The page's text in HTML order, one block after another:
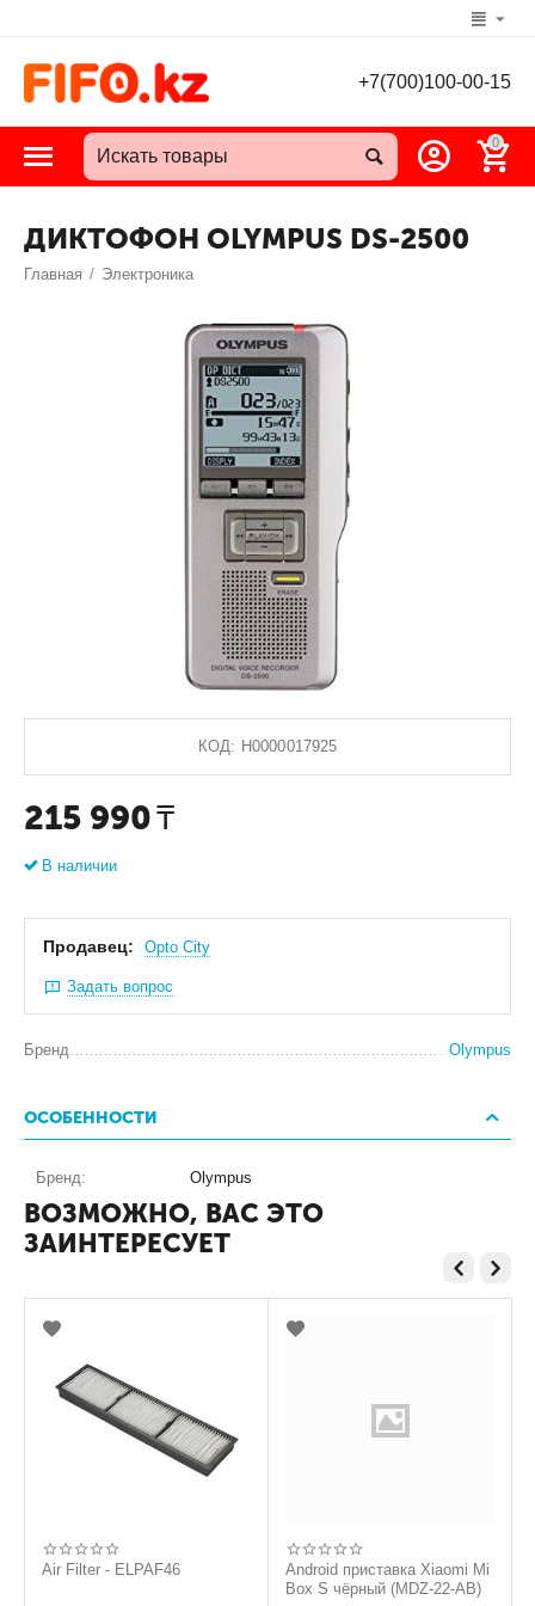
+7(700)100-00-15
0
ДИКТОФОН OLYMPUS DS-2500
Главная / Электроника
КОД: Н0000017925
215 990 ₸
В наличии
Продавец: Оpto City
Задать вопрос
Бренд Olympus
ОСОБЕННОСТИ
Бренд: Olympus
ВОЗМОЖНО, ВАС ЭТО
ЗАИНТЕРЕСУЕТ
Air Filter - ELPAF46
Android приставка Xiaomi Mi
Box S чёрный (MDZ-22-AB)